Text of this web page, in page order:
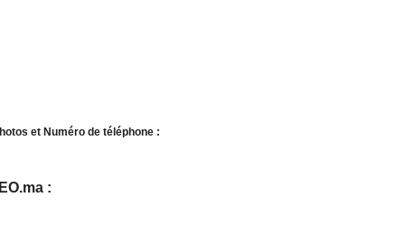
et Numéro de téléphone :
: